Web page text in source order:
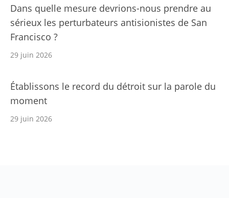
Dans quelle mesure devrions-nous prendre au
sérieux les perturbateurs antisionistes de San
Francisco ?
29 juin 2026
Établissons le record du détroit sur la parole du
moment
29 juin 2026